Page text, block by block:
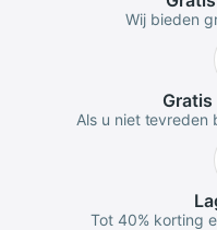
Wij bieden
Gratis
Als u niet tevreden
Tot 40% korting